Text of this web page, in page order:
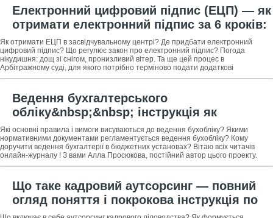
Електронний цифровий підпис (ЕЦП) — як
отримати електронний підпис за 6 кроків:
інструкція для новачків + огляд ТОП-3
засвідчувальних центрів для отримання
ЕЦП
Як отримати ЕЦП в засвідчувальному центрі? Де придбати електронний
цифровий підпис? Що регулює закон про електронний підпис? Погода
нікудишня: дощ зі снігом, пронизливий вітер. Та ще цей процес в
Арбітражному суді, для якого потрібно терміново подати додаткові
документи. От би відправити їх туди,
Ведення бухгалтерського
обліку&nbsp;&nbsp; інструкція як
доручити ведення бухгалтерії стороннім
компаніям + 3 корисних ради як
заощадити на веденні бухобліку
Які основні правила і вимоги висуваються до ведення бухобліку? Якими
нормативними документами регламентується ведення бухобліку? Кому
доручити ведення бухгалтерії в бюджетних установах? Вітаю всіх читачів
онлайн-журналу ! З вами Алла Просюкова, постійний автор цього проекту.
Сьогодні я познайомлю
Що таке кадровий аутсорсинг — повний
огляд поняття і покрокова інструкція по
переходу на аутсорсинг кадрового